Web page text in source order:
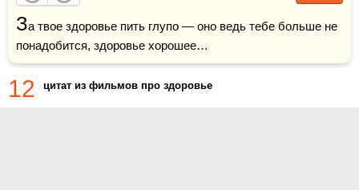
За твое здоровье пить глупо — оно ведь тебе больше не
понадобится, здоровье хорошее…
12 цитат из фильмов про здоровье